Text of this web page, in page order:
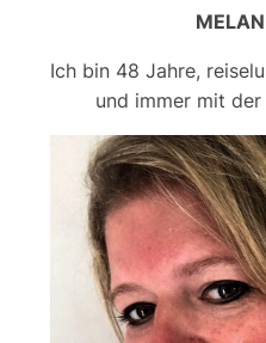
Ich bin 48 Jahre,
und immer mit